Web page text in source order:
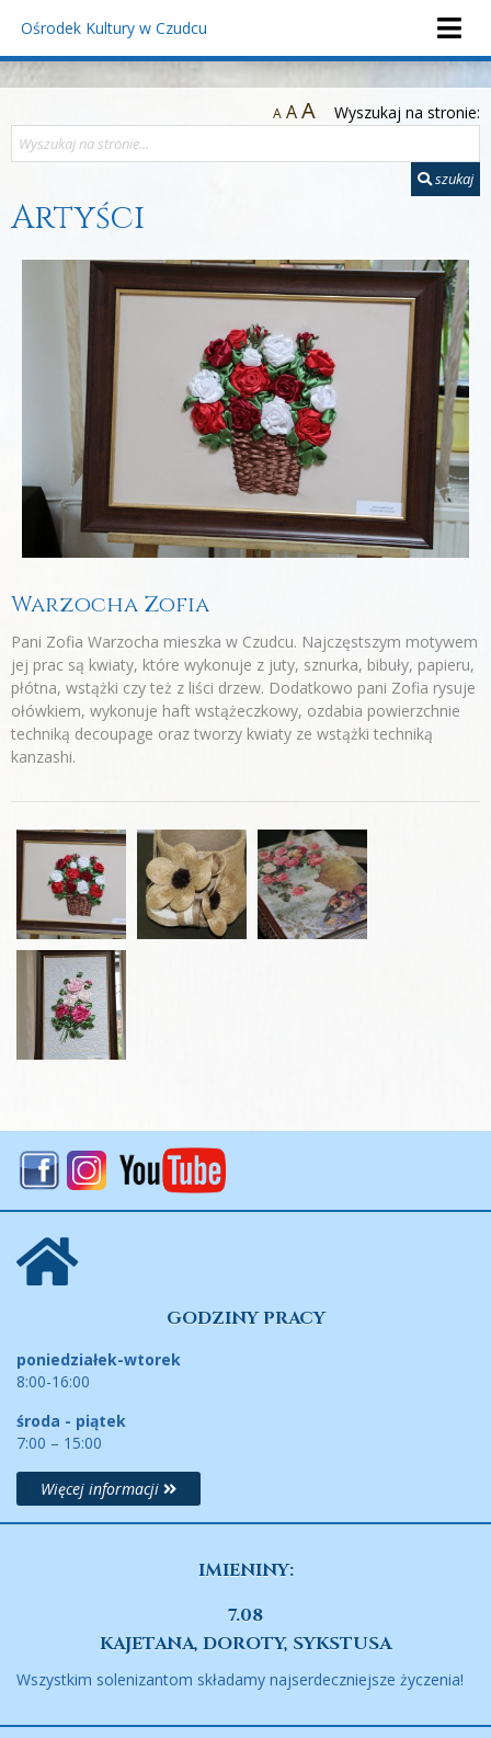
Ośrodek Kultury w Czudcu
GODZINY PRACY
poniedziałek-wtorek
8:00-16:00
środa - piątek
7:00 – 15:00
Więcej informacji
IMIENINY:
7.08
KAJETANA, DOROTY, SYKSTUSA
Wszystkim solenizantom składamy najserdeczniejsze życzenia!
A AA Wyszukaj na stronie:
szukaj
Artyści
Warzocha Zofia
Pani Zofia Warzocha mieszka w Czudcu. Najczęstszym motywem
jej prac są kwiaty, które wykonuje z juty, sznurka, bibuły, papieru,
płótna, wstążki czy też z liści drzew. Dodatkowo pani Zofia rysuje
ołówkiem, wykonuje haft wstążeczkowy, ozdabia powierzchnie
techniką decoupage oraz tworzy kwiaty ze wstążki techniką
kanzashi.